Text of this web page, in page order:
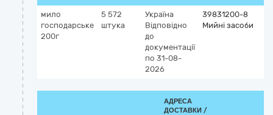
мило
господарське
200г
5 572
штука
Україна
Відповідно
до
документації
по 31-08-
2026
39831200-8
Мийні засоби
АДРЕСА
ДОСТАВКИ /